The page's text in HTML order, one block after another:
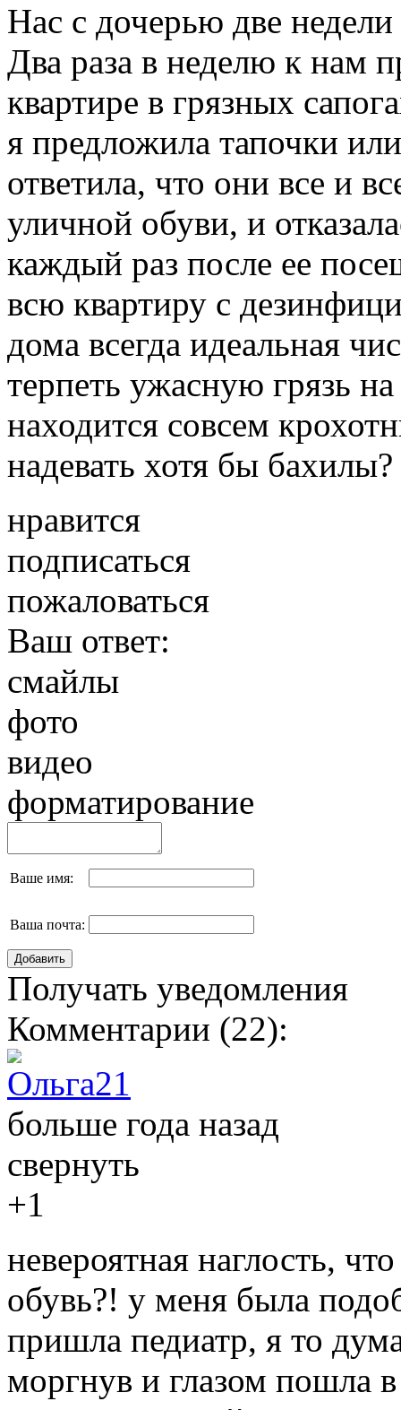
Нас с дочерью две
Два раза в неделю к нам
квартире в грязных
я предложила тапочки
ответила, что они все и
уличной обуви, и
каждый раз после ее
всю квартиру с
дома всегда идеальная
терпеть ужасную грязь
находится совсем
надевать хотя бы бахилы?
нравится
подписаться
пожаловаться
Ваш ответ:
смайлы
фото
видео
форматирование
Ваше имя:
Ваша почта:
Получать уведомления
Комментарии (22):
Ольга21
больше года назад
свернуть
+1
невероятная наглость,
обувь?! у меня была
пришла педиатр, я то
моргнув и глазом пошла